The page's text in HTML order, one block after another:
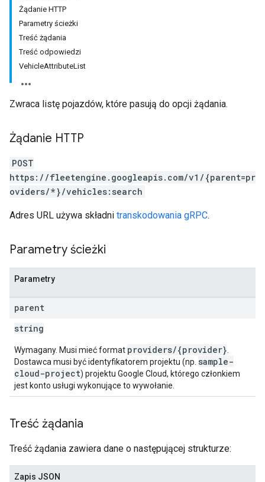
Żądanie HTTP
Parametry ścieżki
Treść żądania
Treść odpowiedzi
VehicleAttributeList
Zwraca listę pojazdów, które pasują do opcji żądania.
Żądanie HTTP
POST
https://fleetengine.googleapis.com/v1/{parent=pr
oviders/*}/vehicles:search
Adres URL używa składni transkodowania gRPC.
Parametry ścieżki
Parametry
parent
string
Wymagany. Musi mieć format providers/{provider}
Dostawca musi być identyfikatorem projektu (np. sample-
cloud-project) projektu Google Cloud, którego członkiem
jest konto usługi wykonujące to wywołanie.
Treść żądania
Treść żądania zawiera dane o następującej strukturze:
Zapis JSON